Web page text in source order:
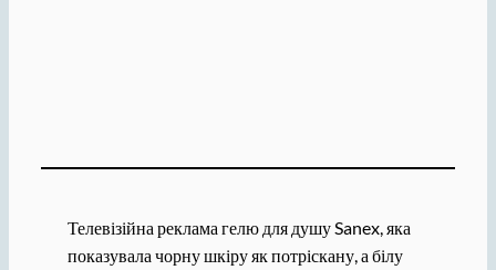
Телевізійна реклама гелю для душу Sanex, яка
показувала чорну шкіру як потріскану, а білу